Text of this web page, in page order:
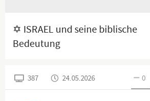
️✡️ ISRAEL und seine biblische
Bedeutung
0
387 24.05.2026